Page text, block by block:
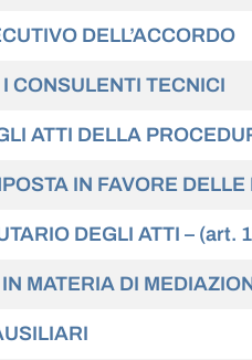
DELL’ACCORDO
CONSULENTI TECNICI
ATTI DELLA
IN FAVORE
DEGLI ATTI – (art.
MATERIA DI